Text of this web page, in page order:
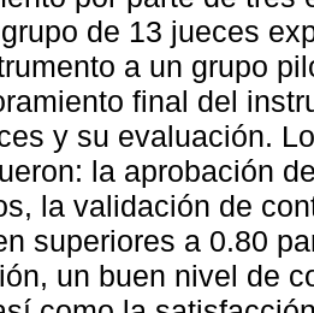
de 13 jueces
a un grupo
final del
y su evaluación.
la aprobación
la validación de
superiores a 0.80
un buen nivel de